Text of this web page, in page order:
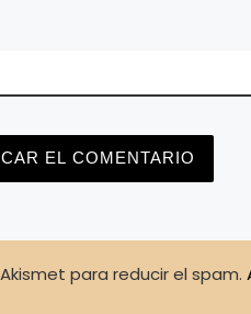
para reducir el spam.